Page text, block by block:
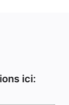
ici: